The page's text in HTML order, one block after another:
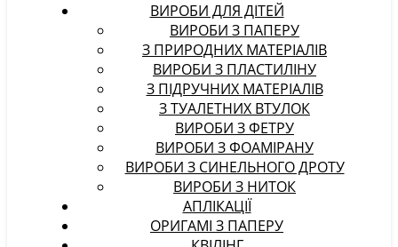
ВИРОБИ ДЛЯ ДІТЕЙ
ВИРОБИ З ПАПЕРУ
З ПРИРОДНИХ МАТЕРІАЛІВ
ВИРОБИ З ПЛАСТИЛІНУ
З ПІДРУЧНИХ МАТЕРІАЛІВ
З ТУАЛЕТНИХ ВТУЛОК
ВИРОБИ З ФЕТРУ
ВИРОБИ З ФОАМІРАНУ
ВИРОБИ З СИНЕЛЬНОГО ДРОТУ
ВИРОБИ З НИТОК
АПЛІКАЦІЇ
ОРИГАМІ З ПАПЕРУ